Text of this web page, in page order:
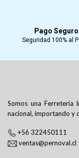
Pago Seguro
Seguridad 100% al
Somos una Ferretería
nacional, importando y
+56 322450111
ventas@pernoval.cl